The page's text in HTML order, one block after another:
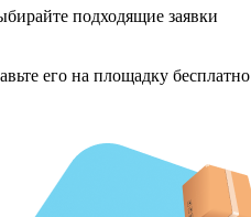
подходящие заявки
его на площадку бесплатно